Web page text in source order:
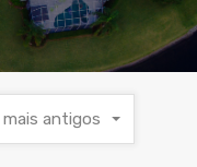
antigos